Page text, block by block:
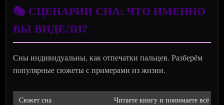
🎭 СЦЕНАРИИ СНА: ЧТО ИМЕННО
ВЫ ВИДЕЛИ?
Сны индивидуальны, как отпечатки пальцев. Разберём
популярные сюжеты с примерами из жизни.
Читаете книгу и понимаете всё